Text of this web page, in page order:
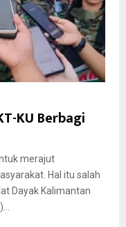
KU Berbagi
merajut
Hal itu salah
Dayak Kalimantan